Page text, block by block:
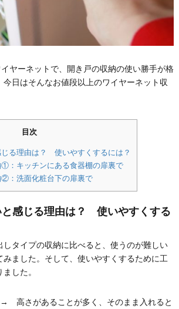
ヤーネットで、開き戸の収納の使い勝手が格
日はそんなお値段以上のワイヤーネット収
目次
る理由は？ 使いやすくするには？
：キッチンにある食器棚の扉裏で
：洗面化粧台下の扉裏で
と感じる理由は？ 使いやすくする
しタイプの収納に比べると、使うのが難しい
みました。そして、使いやすくするために工
した。
高さがあることが多く、そのまま入れると